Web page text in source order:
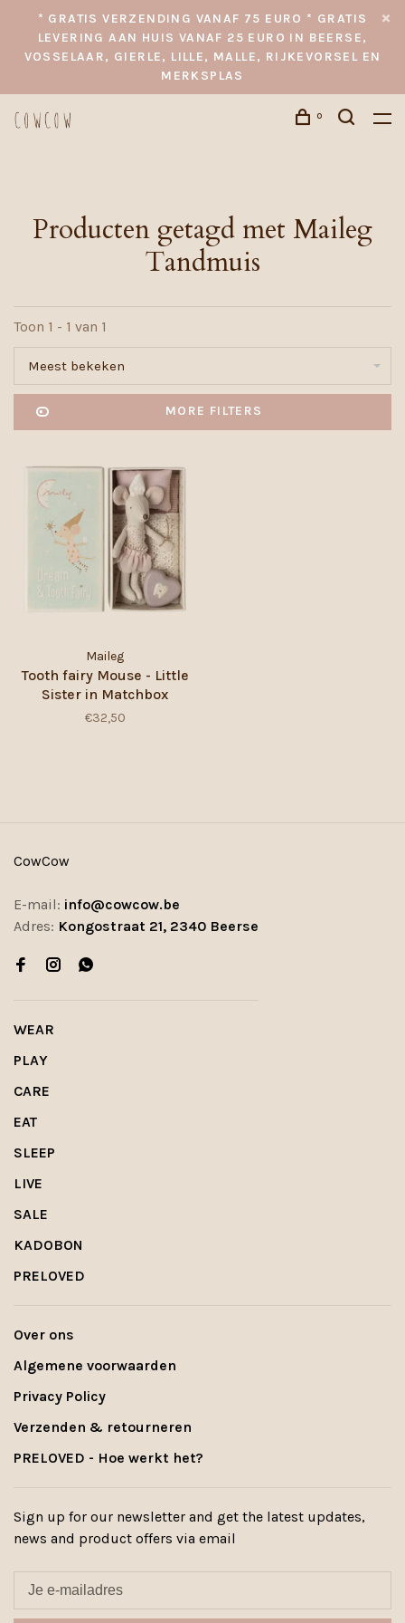
* GRATIS VERZENDING VANAF 75 EURO * GRATIS
LEVERING AAN HUIS VANAF 25 EURO IN BEERSE,
VOSSELAAR, GIERLE, LILLE, MALLE, RIJKEVORSEL EN
MERKSPLAS
0
Producten getagd met Maileg
Tandmuis
Toon 1 - 1 van 1
Meest bekeken
MORE FILTERS
Maileg
Tooth fairy Mouse - Little
Sister in Matchbox
€32,50
CowCow
E-mail: info@cowcow.be
Adres: Kongostraat 21, 2340 Beerse
WEAR
PLAY
CARE
EAT
SLEEP
LIVE
SALE
KADOBON
PRELOVED
Over ons
Algemene voorwaarden
Privacy Policy
Verzenden & retourneren
PRELOVED - Hoe werkt het?
Sign up for our newsletter and get the latest updates,
news and product offers via email